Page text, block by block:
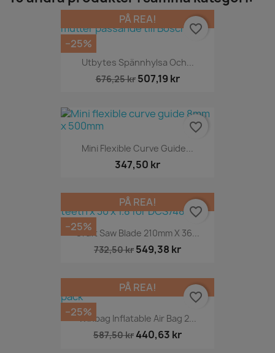
Utbytes Spännhylsa Och...
676,25 kr 507,19 kr
PÅ REA!
−25%
favorite_border
Mini Flexible Curve Guide...
347,50 kr
favorite_border
Craft Saw Blade 210mm X 36...
732,50 kr 549,38 kr
PÅ REA!
−25%
favorite_border
Winbag Inflatable Air Bag 2...
587,50 kr 440,63 kr
PÅ REA!
−25%
favorite_border